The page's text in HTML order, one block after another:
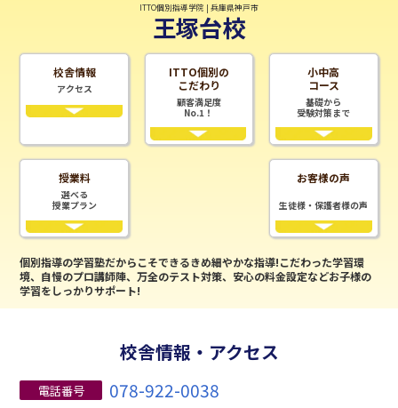
ITTO個別指導学院 | 兵庫県神戸市
王塚台校
校舎情報
アクセス
ITTO個別の
こだわり
顧客満足度
No.1！
小中高
コース
基礎から
受験対策まで
授業料
選べる
授業プラン
お客様の声
生徒様・保護者様の声
個別指導の学習塾だからこそできるきめ細やかな指導!こだわった学習環
境、自慢のプロ講師陣、万全のテスト対策、安心の料金設定などお子様の
学習をしっかりサポート!
校舎情報・アクセス
電話番号 078-922-0038